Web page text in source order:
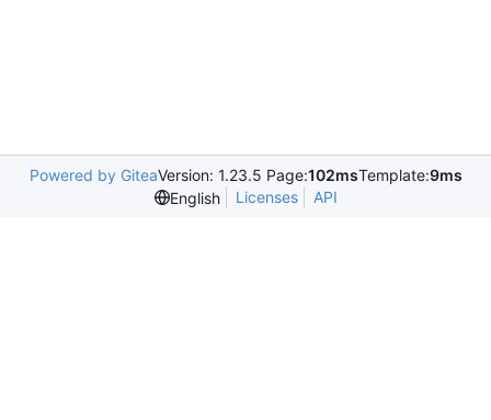
Powered by GiteaVersion: 1.23.5 Page:102msTemplate:9ms
English
Licenses API